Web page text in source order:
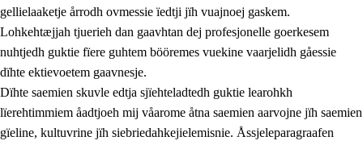
gellielaaketje årrodh ovmessie ïedtji jïh vuajnoej gaskem.
Lohkehtæjjah tjuerieh dan gaavhtan dej profesjonelle goerkesem
nuhtjedh guktie fïere guhtem bööremes vuekine vaarjelidh gåessie
dïhte ektievoetem gaavnesje.
Dïhte saemien skuvle edtja sjïehteladtedh guktie learohkh
lïerehtimmiem åadtjoeh mij våarome åtna saemien aarvojne jïh saemien
gïeline, kultuvrine jïh siebriedahkejielemisnie. Åssjeleparagraafen